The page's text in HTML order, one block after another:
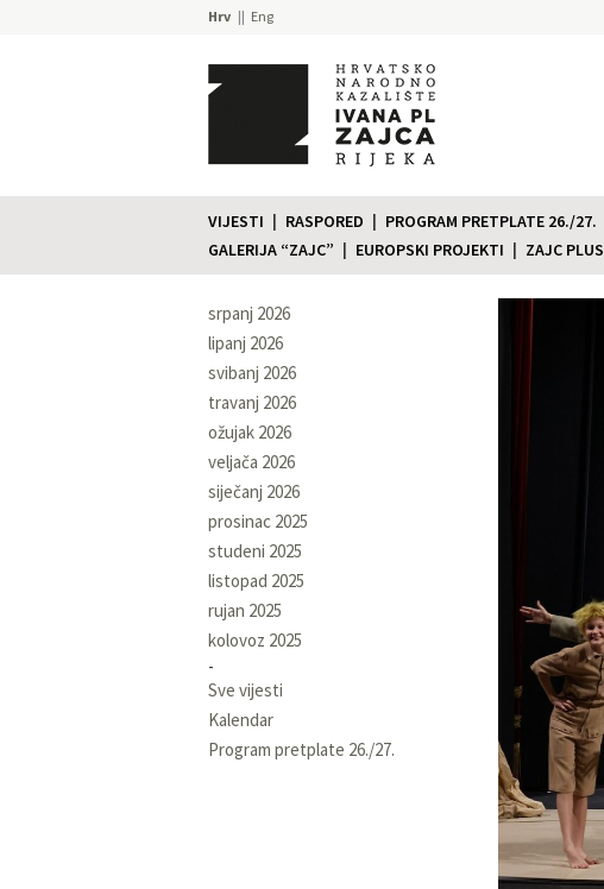
Hrv Eng
VIJESTI RASPORED PROGRAM PRETPLATE 26./27.
GALERIJA “ZAJC”
EUROPSKI PROJEKTI ZAJC PLUS
srpanj 2026
lipanj 2026
svibanj 2026
travanj 2026
ožujak 2026
veljača 2026
siječanj 2026
prosinac 2025
studeni 2025
listopad 2025
rujan 2025
kolovoz 2025
Sve vijesti
Kalendar
Program pretplate 26./27.